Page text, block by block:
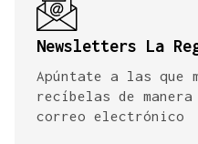
Newsletters La
Apúntate a las que
recíbelas de
correo electrónico